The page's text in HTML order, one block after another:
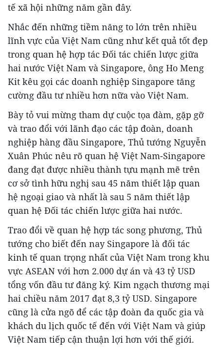
tế xã hội những năm gần đây.
Nhắc đến những tiềm năng to lớn trên nhiều
lĩnh vực của Việt Nam cũng như kết quả tốt đẹp
trong quan hệ hợp tác Đối tác chiến lược giữa
hai nước Việt Nam và Singapore, ông Ho Meng
Kit kêu gọi các doanh nghiệp Singapore tăng
cường đầu tư nhiều hơn nữa vào Việt Nam.
Bày tỏ vui mừng tham dự cuộc tọa đàm, gặp gỡ
và trao đổi với lãnh đạo các tập đoàn, doanh
nghiệp hàng đầu Singapore, Thủ tướng Nguyễn
Xuân Phúc nêu rõ quan hệ Việt Nam-Singapore
đang đạt được nhiều thành tựu mạnh mẽ trên
cơ sở tình hữu nghị sau 45 năm thiết lập quan
hệ ngoại giao và nhất là sau 5 năm thiết lập
quan hệ Đối tác chiến lược giữa hai nước.
Trao đổi về quan hệ hợp tác song phương, Thủ
tướng cho biết đến nay Singapore là đối tác
kinh tế quan trọng nhất của Việt Nam trong khu
vực ASEAN với hơn 2.000 dự án và 43 tỷ USD
tổng vốn đầu tư đăng ký. Kim ngạch thương mại
hai chiều năm 2017 đạt 8,3 tỷ USD. Singapore
cũng là cửa ngõ để các tập đoàn đa quốc gia và
khách du lịch quốc tế đến với Việt Nam và giúp
Việt Nam tiếp cận thuận lợi hơn với thế giới.